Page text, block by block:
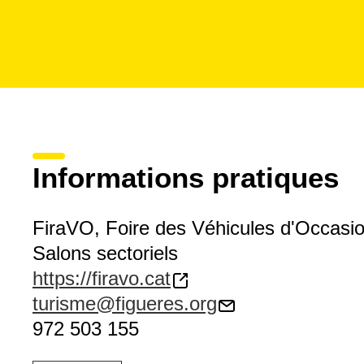
Informations pratiques
FiraVO, Foire des Véhicules
Salons sectoriels
https://firavo.cat
turisme@figueres.org
972 503 155